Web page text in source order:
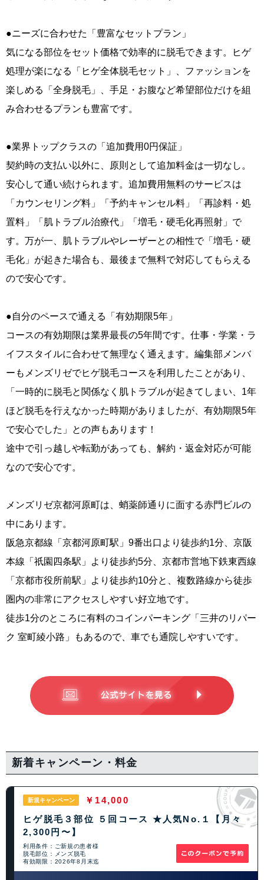
●ニーズに合わせた「豊富なセットプラン」
気になる部位をセット価格で効率的に脱毛できます。ヒゲ
処理が楽になる「ヒゲ全体脱毛セット」、ファッションを
楽しめる「全身脱毛」、手足・お腹など希望部位だけを組
み合わせるプランも豊富です。
●業界トップクラスの「追加費用0円保証」
契約時の支払い以外に、原則として追加料金は一切なし。
安心して通い続けられます。追加費用無料のサービスは
「カウンセリング料」「予約キャンセル料」「再診料・処
置料」「肌トラブル治療代」「増毛・硬毛化再照射」で
す。万が一、肌トラブルやレーザーとの相性で「増毛・硬
毛化」が起きた場合も、最後まで無料で対応してもらえる
ので安心です。
●自分のペースで通える「有効期限5年」
コースの有効期限は業界最長の5年間です。仕事・学業・ラ
イフスタイルに合わせて無理なく通えます。編集部メンバ
ーもメンズリゼでヒゲ脱毛コースを利用したことがあり、
「一時的に脱毛と関係なく肌トラブルが起きてしまい、1年
ほど脱毛を行えなかった時期がありましたが、有効期限5年
で安心でした」との声もあります！
途中で引っ越しや転勤があっても、解約・返金対応が可能
なので安心です。
メンズリゼ京都河原町は、蛸薬師通りに面する赤門ビルの
中にあります。
阪急京都線「京都河原町駅」9番出口より徒歩約1分、京阪
本線「祇園四条駅」より徒歩約5分、京都市営地下鉄東西線
「京都市役所前駅」より徒歩約10分と、複数路線から徒歩
圏内の非常にアクセスしやすい好立地です。
徒歩1分のところに有料のコインパーキング「三井のリパー
ク 室町綾小路」もあるので、車でも通院しやすいです。
新着キャンペーン・料金
新規キャンペーン
￥14,000
ヒゲ脱毛３部位 ５回コース ★人気No.１【月々
2,300円〜】
利用条件：ご新規の患者様
脱毛部位：メンズ脱毛
有効期限：2026年8月末迄